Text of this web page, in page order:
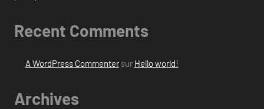
Recent Comments
A WordPress Commentersur Hello world!
Archives